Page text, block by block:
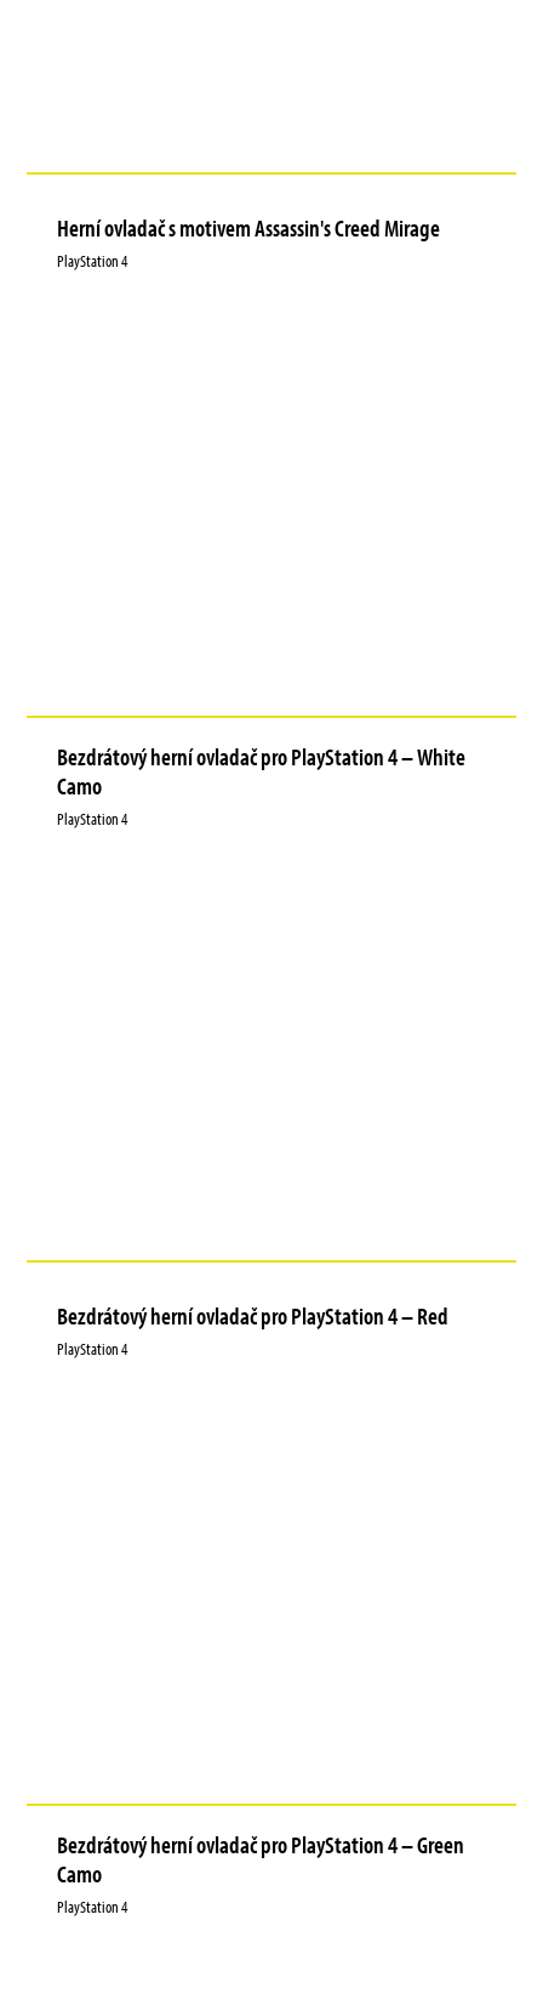
Herní ovladač s motivem Assassin's Creed Mirage
PlayStation 4
Bezdrátový herní ovladač pro PlayStation 4 – White
Camo
PlayStation 4
Bezdrátový herní ovladač pro PlayStation 4 – Red
PlayStation 4
Bezdrátový herní ovladač pro PlayStation 4 – Green
Camo
PlayStation 4